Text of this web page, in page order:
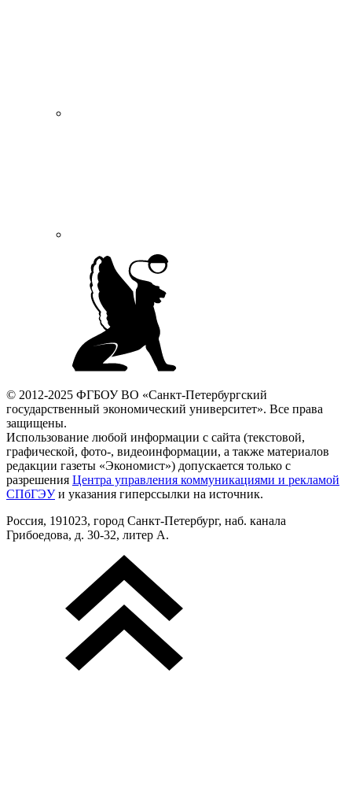
© 2012-2025 ФГБОУ ВО «Санкт-Петербургский
государственный экономический университет». Все права
защищены.
Использование любой информации с сайта (текстовой,
графической, фото-, видеоинформации, а также материалов
редакции газеты «Экономист») допускается только с
разрешения Центра управления коммуникациями и рекламой
СПбГЭУи указания гиперссылки на источник.
Россия, 191023, город Санкт-Петербург, наб. канала
Грибоедова, д. 30-32, литер А.